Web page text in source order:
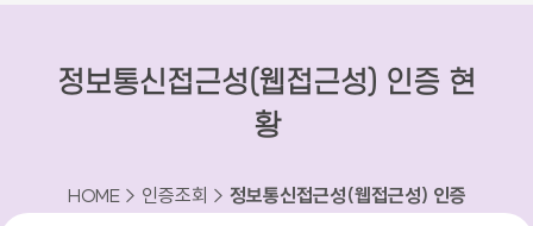
정보통신접근성(웹접근성) 인증 현
황
HOME > 인증조회 > 정보통신접근성(웹접근성) 인증